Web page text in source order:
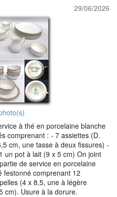
29/06/2026
à thé en porcelaine blanche
comprenant : - 7 assiettes (D.
cm, une tasse à deux fissures) -
un pot à lait (9 x 5 cm) On joint
de service en porcelaine
festonné comprenant 12
(4 x 8,5, une à légère
cm). Usure à la dorure.